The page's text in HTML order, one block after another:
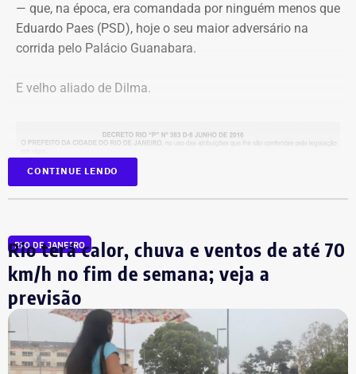
Programação reúne música, livros, empreendedorismo e debates sobre
Festival de dança ocupa a Praça
Mauá com programação gratuita
Os amantes das artes cênicas têm um encontro marcado
com a 24ª edição do Festival Dança em Trânsito, que
movimenta a cidade até o dia 11 de agosto com
— que, na época, era comandada por ninguém menos que
Eduardo Paes (PSD), hoje o seu maior adversário na
corrida pelo Palácio Guanabara.
E velho aliado de Dilma.
Na Secretaria municipal da Casa Civil, André Marinho
permaneceu até dezembro. Marcelo Crivella
(Republicanos) ganhou a eleição assumiu a prefeitura e,
passou o rodo nos cargos comissionados. No primeiro
dia de 2017, o novo prefeito exonerou, de uma só tacada,
todos os nomeados por Paes. Inclusive ele.
CONTINUE LENDO
RIO DE JANEIRO
Rio terá calor, chuva e ventos de até 70
km/h no fim de semana; veja a
previsão